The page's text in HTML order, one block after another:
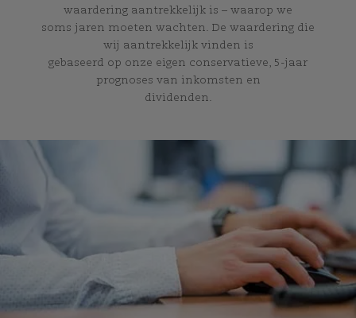
waardering aantrekkelijk is – waarop we
soms jaren moeten wachten. De waardering die
wij aantrekkelijk vinden is
gebaseerd op onze eigen conservatieve, 5-jaar
prognoses van inkomsten en
dividenden.